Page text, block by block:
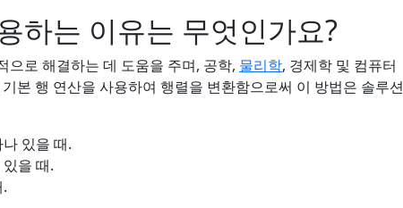
하는 이유는 무엇인가요?
으로 해결하는 데 도움을 주며, 공학, 물리학, 경제학 및 컴퓨터
본 행 연산을 사용하여 행렬을 변환함으로써 이 방법은 솔루션
있을 때.
을 때.